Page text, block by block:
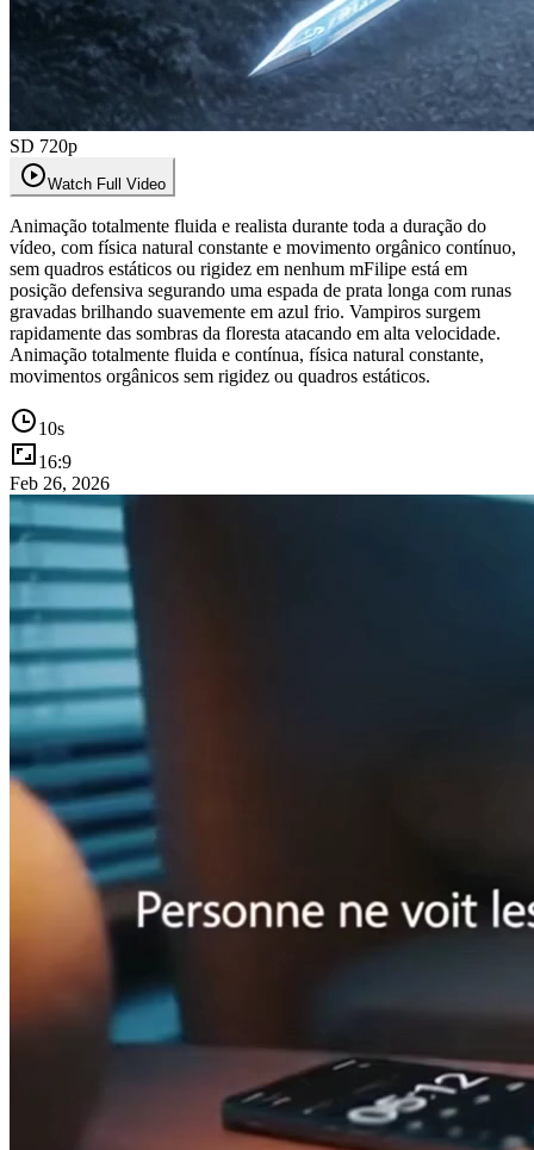
SD 720p
Watch Full Video
Animação totalmente fluida e realista durante toda a duração do
vídeo, com física natural constante e movimento orgânico contínuo,
sem quadros estáticos ou rigidez em nenhum mFilipe está em
posição defensiva segurando uma espada de prata longa com runas
gravadas brilhando suavemente em azul frio. Vampiros surgem
rapidamente das sombras da floresta atacando em alta velocidade.
Animação totalmente fluida e contínua, física natural constante,
movimentos orgânicos sem rigidez ou quadros estáticos.
10s
16:9
Feb 26, 2026